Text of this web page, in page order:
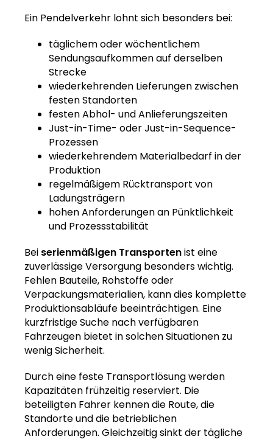
Ein Pendelverkehr lohnt sich besonders bei:
täglichem oder wöchentlichem
Sendungsaufkommen auf derselben
Strecke
wiederkehrenden Lieferungen zwischen
festen Standorten
festen Abhol- und Anlieferungszeiten
Just-in-Time- oder Just-in-Sequence-
Prozessen
wiederkehrendem Materialbedarf in der
Produktion
regelmäßigem Rücktransport von
Ladungsträgern
hohen Anforderungen an Pünktlichkeit
und Prozessstabilität
Bei serienmäßigen Transportenist eine
zuverlässige Versorgung besonders wichtig.
Fehlen Bauteile, Rohstoffe oder
Verpackungsmaterialien, kann dies komplette
Produktionsabläufe beeinträchtigen. Eine
kurzfristige Suche nach verfügbaren
Fahrzeugen bietet in solchen Situationen zu
wenig Sicherheit.
Durch eine feste Transportlösung werden
Kapazitäten frühzeitig reserviert. Die
beteiligten Fahrer kennen die Route, die
Standorte und die betrieblichen
Anforderungen. Gleichzeitig sinkt der tägliche